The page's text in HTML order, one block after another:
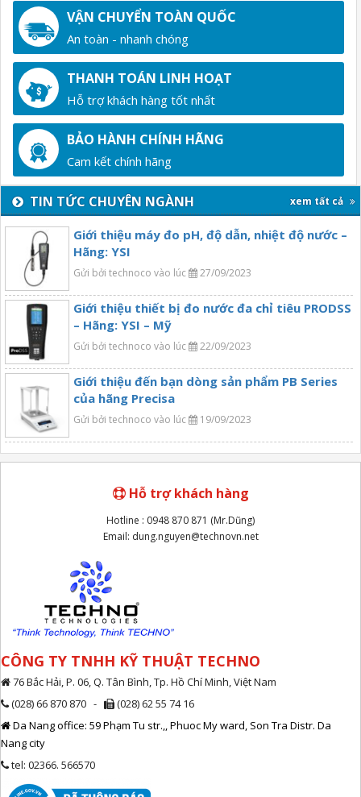
VẬN CHUYỂN TOÀN QUỐC
An toàn - nhanh chóng
THANH TOÁN LINH HOẠT
Hỗ trợ khách hàng tốt nhất
BẢO HÀNH CHÍNH HÃNG
Cam kết chính hãng
TIN TỨC CHUYÊN NGÀNH xem tất cả
Giới thiệu máy đo pH, độ dẫn, nhiệt độ nước –
Hãng: YSI
Gửi bởi technoco vào lúc 27/09/2023
Giới thiệu thiết bị đo nước đa chỉ tiêu PRODSS
– Hãng: YSI – Mỹ
Gửi bởi technoco vào lúc 22/09/2023
Giới thiệu đến bạn dòng sản phẩm PB Series
của hãng Precisa
Gửi bởi technoco vào lúc 19/09/2023
Hỗ trợ khách hàng
Hotline : 0948 870 871 (Mr.Dũng)
Email: dung.nguyen@technovn.net
CÔNG TY TNHH KỸ THUẬT TECHNO
76 Bắc Hải, P. 06, Q. Tân Bình, Tp. Hồ Chí Minh, Việt Nam
(028) 66 870 870 -
(028) 62 55 74 16
Da Nang office: 59 Phạm Tu str.,, Phuoc My ward, Son Tra Distr. Da
Nang city
tel: 02366. 566570